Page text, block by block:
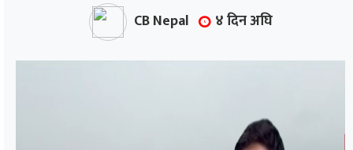
CB Nepal ४ दिन अघि